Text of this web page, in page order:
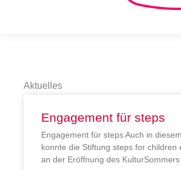
Aktuelles
Engagement für steps
Engagement für steps Auch in
konnte die Stiftung steps for children
an der Eröffnung des